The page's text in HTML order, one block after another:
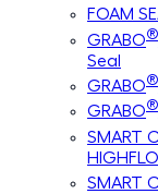
FOAM
GRABO®
Seal
GRABO®
GRABO®
SMART
SMART